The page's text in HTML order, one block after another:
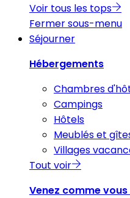
Voir tous les tops
Fermer sous-menu
Séjourner
Hébergements
Chambres
Campings
Hôtels
Meublés et
Villages
Tout voir
Venez comme